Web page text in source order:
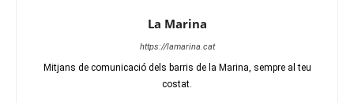
La Marina
https://lamarina.cat
Mitjans de comunicació dels barris de la Marina, sempre al teu
costat.